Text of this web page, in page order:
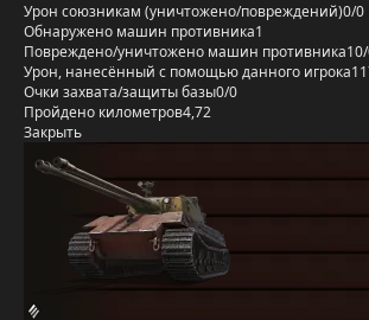
Урон союзникам (уничтожено/повреждений)0/0
Обнаружено машин противника1
Повреждено/уничтожено машин противника
Урон, нанесённый с помощью данного игрока
Очки захвата/защиты базы0/0
Пройдено километров4,72
Закрыть